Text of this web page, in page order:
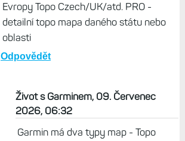
Evropy Topo Czech/UK/atd. PRO -
detailní topo mapa daného státu nebo
oblasti
Odpovědět
Život s Garminem, 09. Červenec
2026, 06:32
Garmin má dva typy map - Topo